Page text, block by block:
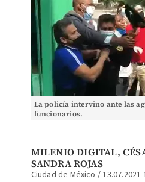
La policía intervino ante las
funcionarios.
MILENIO DIGITAL,
SANDRA ROJAS
Ciudad de México /13.07.2021